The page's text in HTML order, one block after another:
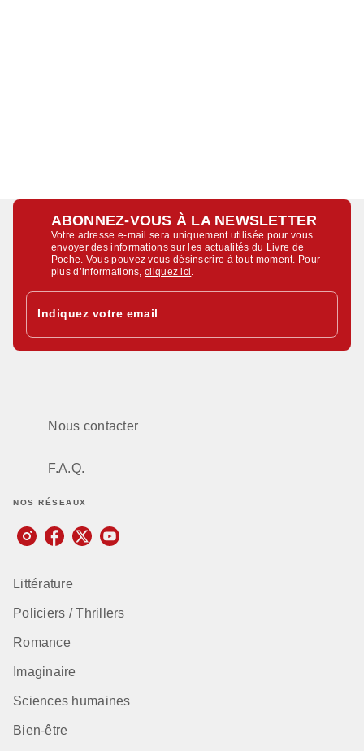
ABONNEZ-VOUS À LA NEWSLETTER
Votre adresse e-mail sera uniquement utilisée pour vous
envoyer des informations sur les actualités du Livre de
Poche. Vous pouvez vous désinscrire à tout moment. Pour
plus d’informations,cliquez ici
Indiquez votre email
Nous contacter
F.A.Q.
NOS RÉSEAUX
Littérature
Policiers / Thrillers
Romance
Imaginaire
Sciences humaines
Bien-être